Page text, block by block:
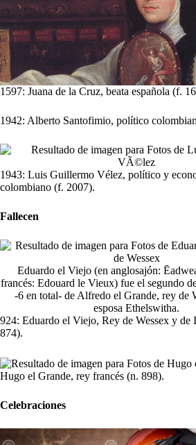
1597: Juana de la Cruz, beata española (f.
1942: Alberto Santofimio, político
1943: Luis Guillermo Vélez, político y
colombiano (f. 2007).
Fallecen
Eduardo el Viejo (en anglosajón:
francés: Edouard le Vieux) fue el segundo
-6 en total- de Alfredo el Grande, rey de
esposa Ethelswitha.
924: Eduardo el Viejo, Rey de Wessex y de
874).
Hugo el Grande, rey francés (n. 898).
Celebraciones